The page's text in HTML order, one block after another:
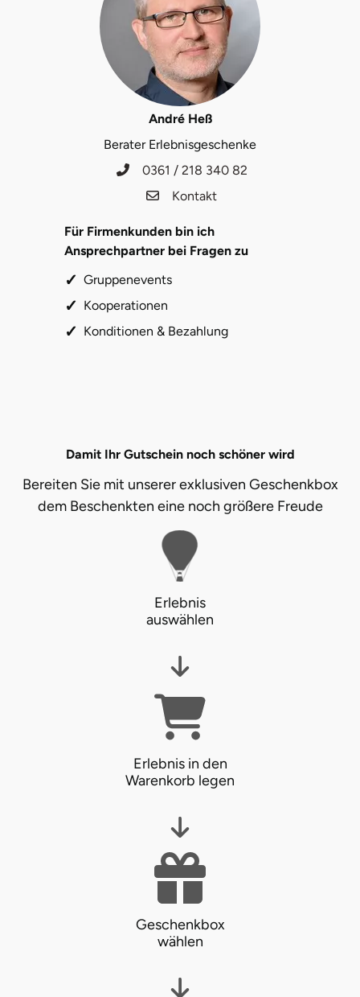
André Heß
Berater Erlebnisgeschenke
0361 / 218 340 82
Kontakt
Für Firmenkunden bin ich
Ansprechpartner bei Fragen zu
Gruppenevents
Kooperationen
Konditionen & Bezahlung
Damit Ihr Gutschein noch schöner wird
Bereiten Sie mit unserer exklusiven Geschenkbox
dem Beschenkten eine noch größere Freude
Erlebnis
auswählen
Erlebnis in den
Warenkorb legen
Geschenkbox
wählen